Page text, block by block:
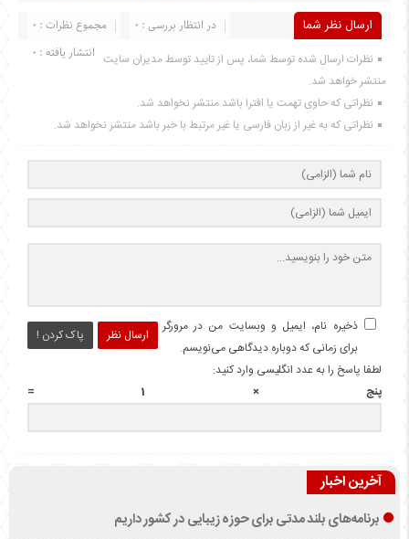
ارسال نظر شما مجموع نظرات : 0
در انتظار بررسی : 0
انتشار یافته : 0 نظرات ارسال شده توسط شما، پس از تایید توسط مدیران سایت
منتشر خواهد شد.
نظراتی که حاوی تهمت یا افترا باشد منتشر نخواهد شد.
نظراتی که به غیر از زبان فارسی یا غیر مرتبط با خبر باشد منتشر نخواهد شد.
ارسال نظر پاک کردن !
ذخیره نام، ایمیل و وبسایت من در مرورگر
برای زمانی که دوباره دیدگاهی می‌نویسم.
لطفا پاسخ را به عدد انگلیسی وارد کنید:
پنج × 1 =
آخرین اخبار
برنامه‌های بلند مدتی برای حوزه زیبایی در کشور داریم